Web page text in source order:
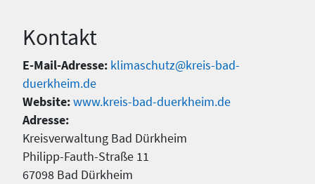
Kontakt
E-Mail-Adresse: klimaschutz@kreis-bad-
duerkheim.de
Website:www.kreis-bad-duerkheim.de
Adresse:
Kreisverwaltung Bad Dürkheim
Philipp-Fauth-Straße 11
67098 Bad Dürkheim